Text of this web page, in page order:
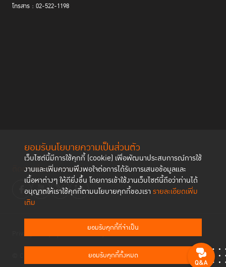
ยอมรับนโยบายความเป็นส่วนตัว
เว็บไซต์นี้มีการใช้คุกกี้ (cookie) เพื่อพัฒนาประสบการณ์การใช้
งานและเพิ่มความพึงพอใจต่อการได้รับการเสนอข้อมูลและ
เนื้อหาต่างๆ ให้ดียิ่งขึ้น โดยการเข้าใช้งานเว็บไซต์นี้ถือว่าท่านได้
อนุญาตให้เราใช้คุกกี้ตามนโยบายคุกกี้ของเรา รายละเอียดเพิ่ม
เติม
ยอมรับคุกกี้ที่จำเป็น
ยอมรับคุกกี้ทั้งหมด
โทรสาร : 02-522-1198
ติดตามช่องทาง social
© Copyright 2023 Thailand Institute of Justice All Rights Reserved
Privacy Policy Cookies Policy